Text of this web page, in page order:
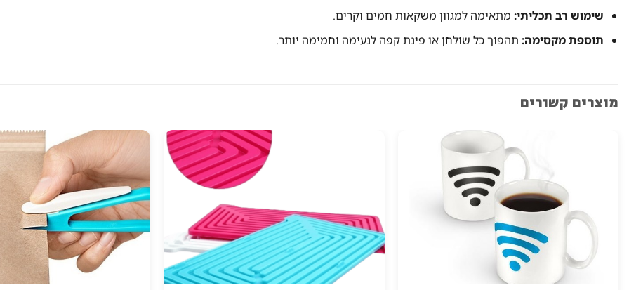
שימוש רב תכליתי:מתאימה למגוון משקאות חמים וקרים.
תוספת מקסימה:תהפוך כל שולחן או פינת קפה לנעימה וחמימה יותר.
מוצרים קשורים